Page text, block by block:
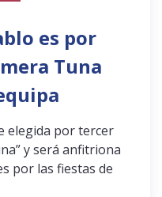
es por
Tuna
elegida por tercer
y será anfitriona
por las fiestas de